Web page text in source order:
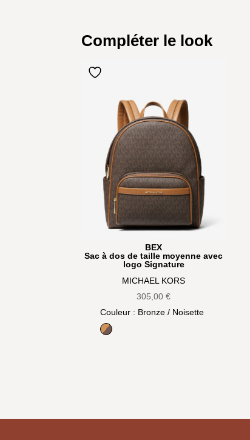
Compléter le look
BEX
Sac à dos de taille moyenne avec
logo Signature
MICHAEL KORS
305,00€
Couleur : Bronze / Noisette
Bronze / Noisette